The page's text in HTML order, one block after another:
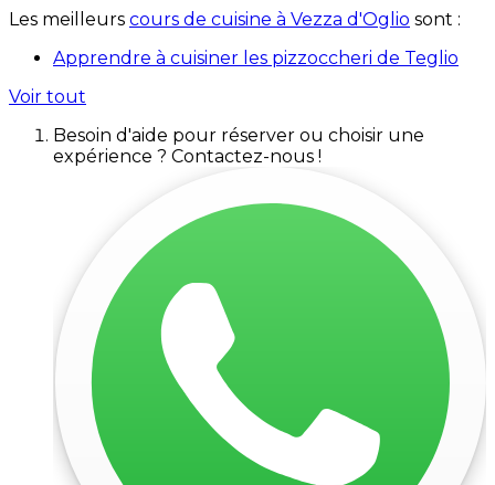
Les meilleurs cours de cuisine à Vezza d'Oglio sont :
Apprendre à cuisiner les pizzoccheri de Teglio
Voir tout
Besoin d'aide pour réserver ou choisir une
expérience ? Contactez-nous !